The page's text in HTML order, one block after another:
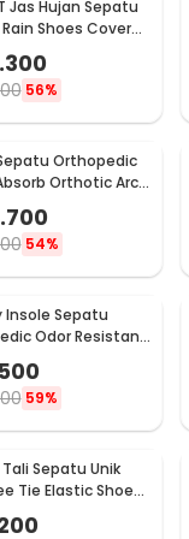
Jas Hujan Sepatu
Shoes Cover
Slip Strap M 37-39
56%
Orthopedic
Orthotic Arch
54%
Insole Sepatu
Odor Resistant
59%
Sepatu Unik
Tie Elastic Shoe
- T10